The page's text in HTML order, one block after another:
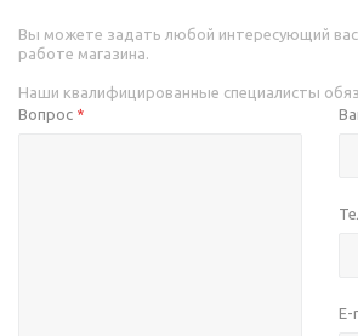
Вы можете задать любой интересующий вас
работе магазина.
Наши квалифицированные специалисты
Вопрос *
E-